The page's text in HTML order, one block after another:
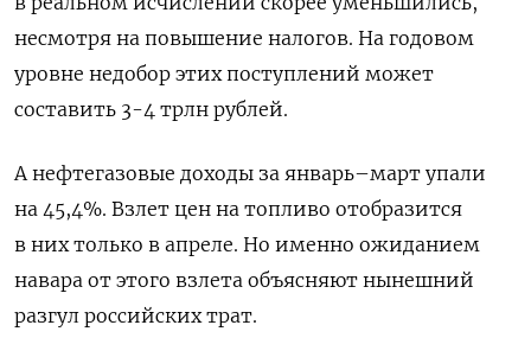
несмотря на повышение налогов. На годовом
уровне недобор этих поступлений может
составить 3-4 трлн рублей.
А нефтегазовые доходы за январь–март упали
на 45,4%. Взлет цен на топливо отобразится
в них только в апреле. Но именно ожиданием
навара от этого взлета объясняют нынешний
разгул российских трат.